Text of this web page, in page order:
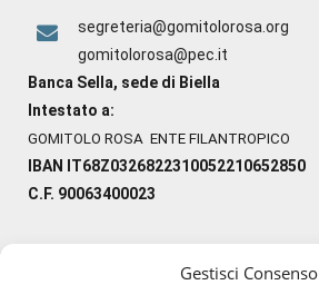
Gestisci Consenso
segreteria@gomitolorosa.org
gomitolorosa@pec.it
Banca Sella, sede di Biella
Intestato a:
GOMITOLO ROSA ENTE FILANTROPICO
IBAN IT68Z0326822310052210652850
C.F. 90063400023